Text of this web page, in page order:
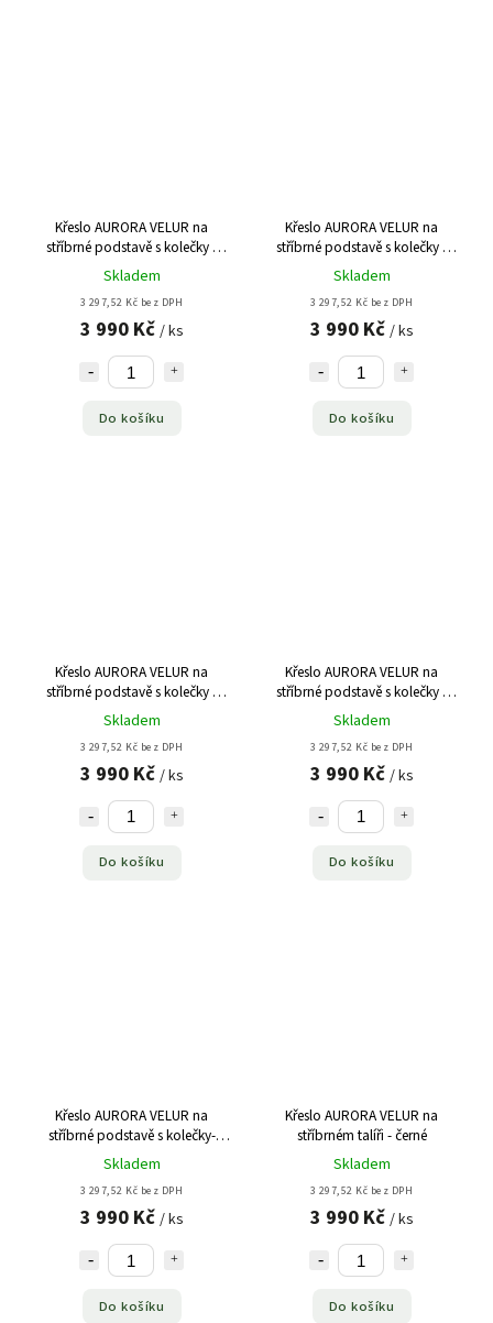
Křeslo AURORA VELUR na
stříbrné podstavě s kolečky -
světle šedé
Skladem
3 297,52 Kč bez DPH
3 990 Kč / ks
Do košíku
Křeslo AURORA VELUR na
stříbrné podstavě s kolečky -
tmavě růžové
Skladem
3 297,52 Kč bez DPH
3 990 Kč / ks
Do košíku
Křeslo AURORA VELUR na
stříbrné podstavě s kolečky -
tmavě šedé
Skladem
3 297,52 Kč bez DPH
3 990 Kč / ks
Do košíku
Křeslo AURORA VELUR na
stříbrné podstavě s kolečky -
zelené
Skladem
3 297,52 Kč bez DPH
3 990 Kč / ks
Do košíku
Křeslo AURORA VELUR na
stříbrné podstavě s kolečky-
černé
Skladem
3 297,52 Kč bez DPH
3 990 Kč / ks
Do košíku
Křeslo AURORA VELUR na
stříbrném talíři - černé
Skladem
3 297,52 Kč bez DPH
3 990 Kč / ks
Do košíku